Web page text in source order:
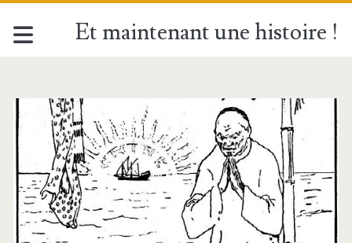
Et maintenant une histoire !
Étiquette :
<span>Saint
François
de